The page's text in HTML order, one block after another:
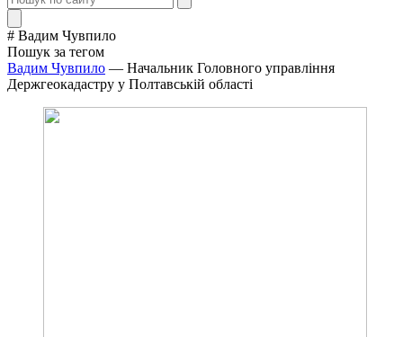
# Вадим Чувпило
Пошук за тегом
Вадим Чувпило — Начальник Головного управління
Держгеокадастру у Полтавській області